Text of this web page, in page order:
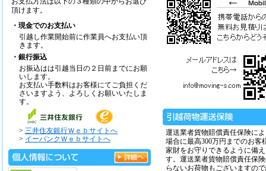
お支払方法は以下の３種類の中からお選び
頂けます。
・現金でのお支払い
引越し作業開始前に作業員へお支払い頂
きます。
・銀行振込
お振込はは引越当日の２日前までにお願
いします。
お支払い手数料はお客様にてご負担くだ
さいますよう、よろしくお願いいたしま
す。
> 三井住友銀行Ｗｅｂサイトへ
> イーバンクＷｅｂサイトへ
運送業者貨物賠償責任保険に
場合に最高300万円までのお客
家財をお守りできるように備
す。運送業者貨物賠償責任保
らないお荷物もございますの